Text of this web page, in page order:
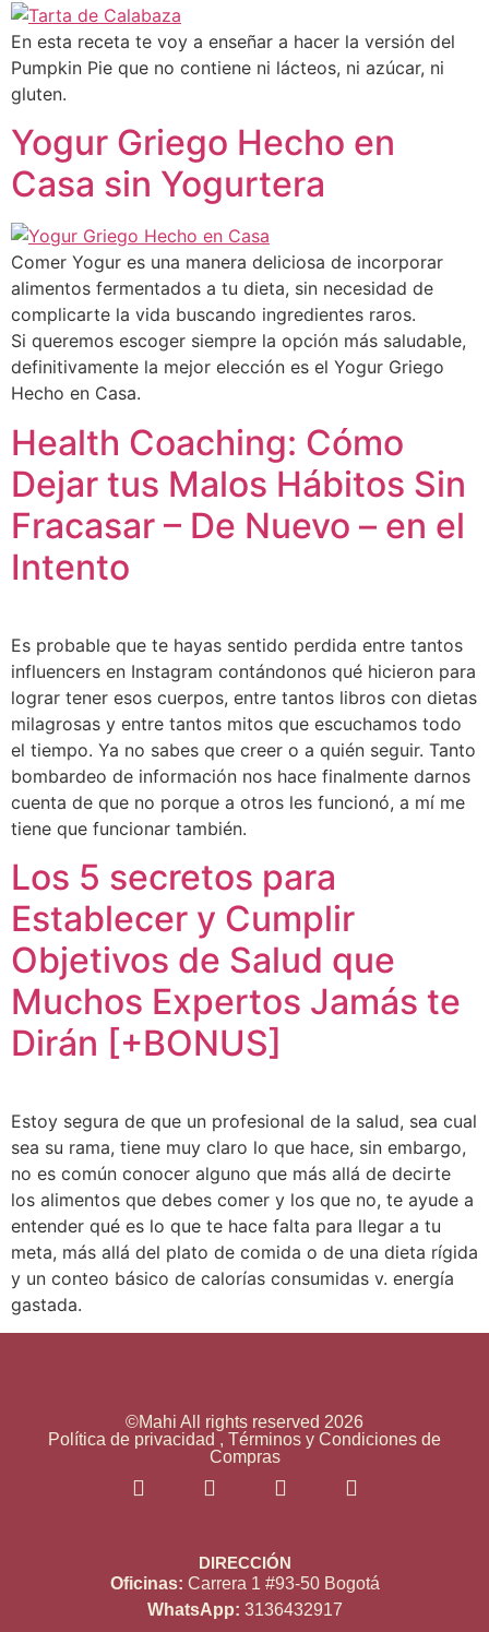
En esta receta te voy a enseñar a hacer la versión del
Pumpkin Pie que no contiene ni lácteos, ni azúcar, ni
gluten.
Yogur Griego Hecho en
Casa sin Yogurtera
Comer Yogur es una manera deliciosa de incorporar
alimentos fermentados a tu dieta, sin necesidad de
complicarte la vida buscando ingredientes raros.
Si queremos escoger siempre la opción más saludable,
definitivamente la mejor elección es el Yogur Griego
Hecho en Casa.
Health Coaching: Cómo
Dejar tus Malos Hábitos Sin
Fracasar – De Nuevo – en el
Intento
Es probable que te hayas sentido perdida entre tantos
influencers en Instagram contándonos qué hicieron para
lograr tener esos cuerpos, entre tantos libros con dietas
milagrosas y entre tantos mitos que escuchamos todo
el tiempo. Ya no sabes que creer o a quién seguir. Tanto
bombardeo de información nos hace finalmente darnos
cuenta de que no porque a otros les funcionó, a mí me
tiene que funcionar también.
Los 5 secretos para
Establecer y Cumplir
Objetivos de Salud que
Muchos Expertos Jamás te
Dirán [+BONUS]
Estoy segura de que un profesional de la salud, sea cual
sea su rama, tiene muy claro lo que hace, sin embargo,
no es común conocer alguno que más allá de decirte
los alimentos que debes comer y los que no, te ayude a
entender qué es lo que te hace falta para llegar a tu
meta, más allá del plato de comida o de una dieta rígida
y un conteo básico de calorías consumidas v. energía
gastada.
©Mahi All rights reserved 2026
Política de privacidad , Términos y Condiciones de
Compras
DIRECCIÓN
Oficinas: Carrera 1 #93-50 Bogotá
WhatsApp: 3136432917